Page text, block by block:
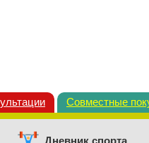
Совместные
Дневник спорта